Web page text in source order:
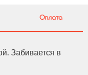
Оплата
Забивается в